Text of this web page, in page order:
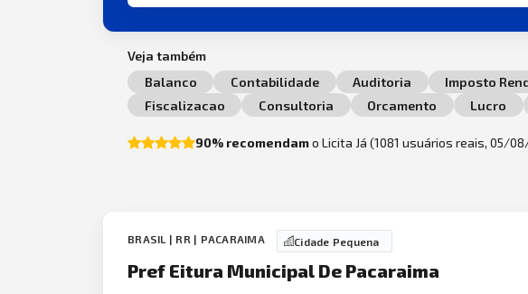
Veja também
Balanco
Contabilidade Auditoria Imposto
Fiscalizacao
Consultoria Orcamento Lucro
90% recomendamo Licita Já (1081 usuários reais, 05/
BRASIL | RR | PACARAIMA Cidade Pequena
Pref Eitura Municipal De Pacaraima